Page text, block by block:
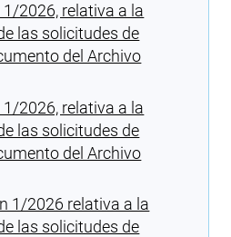
2026, relativa a la
las solicitudes de
del Archivo
2026, relativa a la
las solicitudes de
del Archivo
1/2026 relativa a la
las solicitudes de